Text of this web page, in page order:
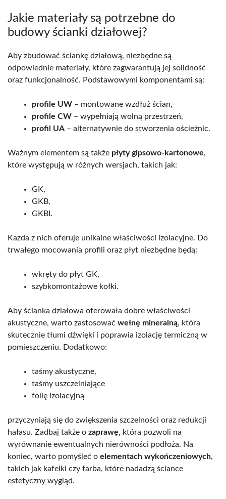
Jakie materiały są potrzebne do
budowy ścianki działowej?
Aby zbudować ściankę działową, niezbędne są
odpowiednie materiały, które zagwarantują jej solidność
oraz funkcjonalność. Podstawowymi komponentami są:
profile UW – montowane wzdłuż ścian,
profile CW – wypełniają wolną przestrzeń,
profil UA – alternatywnie do stworzenia ościeżnic.
Ważnym elementem są także płyty gipsowo-kartonowe,
które występują w różnych wersjach, takich jak:
GK,
GKB,
GKBI.
Kazda z nich oferuje unikalne właściwości izolacyjne. Do
trwałego mocowania profili oraz płyt niezbędne będą:
wkręty do płyt GK,
szybkomontażowe kołki.
Aby ścianka działowa oferowała dobre właściwości
akustyczne, warto zastosować wełnę mineralną, która
skutecznie tłumi dźwięki i poprawia izolację termiczną w
pomieszczeniu. Dodatkowo:
taśmy akustyczne,
taśmy uszczelniające
folię izolacyjną
przyczyniają się do zwiększenia szczelności oraz redukcji
hałasu. Zadbaj także o zaprawę, która pozwoli na
wyrównanie ewentualnych nierówności podłoża. Na
koniec, warto pomyśleć o elementach wykończeniowych,
takich jak kafelki czy farba, które nadadzą ściance
estetyczny wygląd.